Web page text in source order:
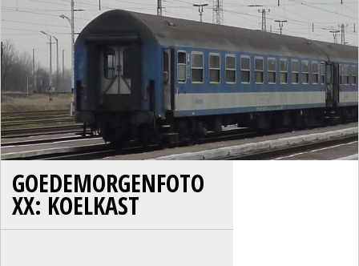
GOEDEMORGENFOTO
XX: KOELKAST